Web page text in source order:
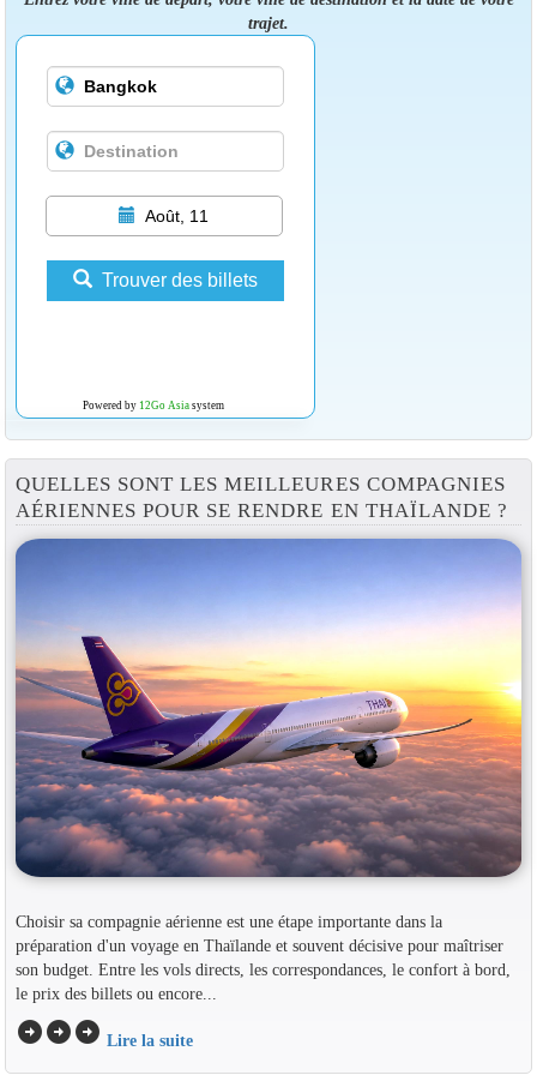
trajet.
Août, 11
Trouver des billets
Powered by 12Go Asiasystem
QUELLES SONT LES MEILLEURES COMPAGNIES
AÉRIENNES POUR SE RENDRE EN THAÏLANDE ?
Choisir sa compagnie aérienne est une étape importante dans la
préparation d'un voyage en Thaïlande et souvent décisive pour maîtriser
son budget. Entre les vols directs, les correspondances, le confort à bord,
le prix des billets ou encore...
arrow_circle_rightarrow_circle_rightarrow_circle_right Lire la suite